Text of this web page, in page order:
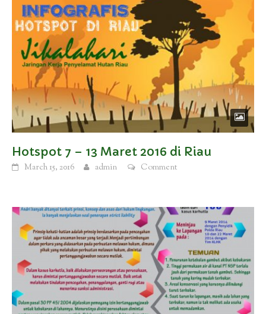
Hotspot 7 – 13 Maret 2016 di Riau
March 15, 2016 admin Comment